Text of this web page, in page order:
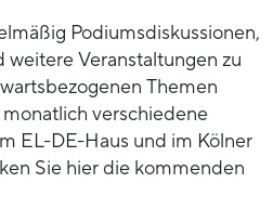
Podiumsdiskussionen,
weitere Veranstaltungen zu
Themen
verschiedene
EL-DE-Haus und im Kölner
Sie hier die kommenden